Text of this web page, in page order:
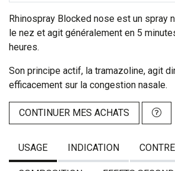
Rhinospray Blocked nose est un spray
le nez et agit généralement en 5
heures.
Son principe actif, la tramazoline, agit
efficacement sur la congestion nasale.
CONTINUER MES ACHATS
USAGE INDICATION